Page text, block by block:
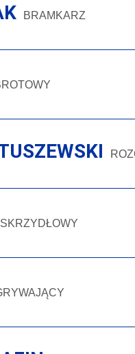
BRAMKARZ
SKRZYDŁOWY